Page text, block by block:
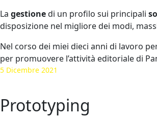
La gestionedi un profilo sui principali
disposizione nel migliore dei modi,
Nel corso dei miei dieci anni di lavoro
per promuovere l’attività editoriale di
5 Dicembre 2021
Prototyping